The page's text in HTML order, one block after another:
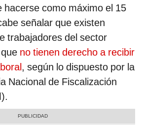
hacerse como máximo el 15
señalar que existen
trabajadores del sector
no tienen derecho a recibir
, según lo dispuesto por la
Nacional de Fiscalización
).